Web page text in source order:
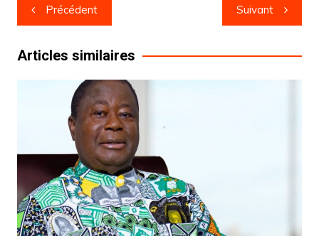
de
l’article
Précédent Suivant
Articles similaires